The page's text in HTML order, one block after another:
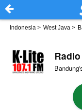
Indonesia > West Java >